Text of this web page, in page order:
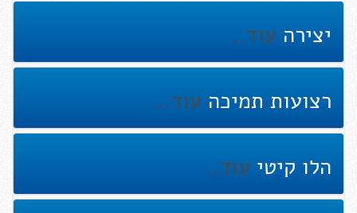
יצירה עוד..
רצועות תמיכה עוד..
הלו קיטי עוד..